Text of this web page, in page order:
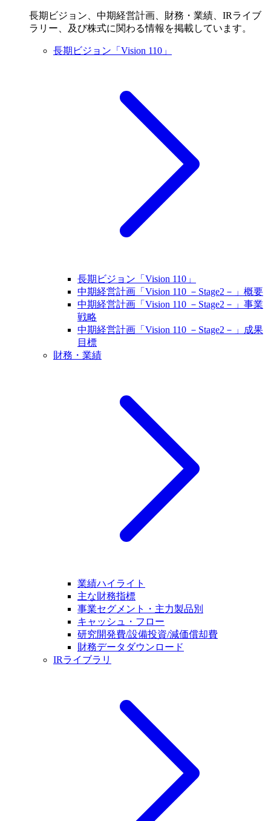
長期ビジョン、中期経営計画、財務・業績、IRライブ
ラリー、及び株式に関わる情報を掲載しています。
長期ビジョン「Vision 110」
長期ビジョン「Vision 110」
中期経営計画「Vision 110 －Stage2－」概要
中期経営計画「Vision 110 －Stage2－」事業
戦略
中期経営計画「Vision 110 －Stage2－」成果
目標
財務・業績
業績ハイライト
主な財務指標
事業セグメント・主力製品別
キャッシュ・フロー
研究開発費/設備投資/減価償却費
財務データダウンロード
IRライブラリ